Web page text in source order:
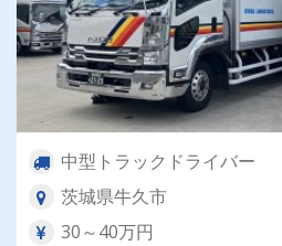
中型トラックドライバー
茨城県牛久市
30～40万円